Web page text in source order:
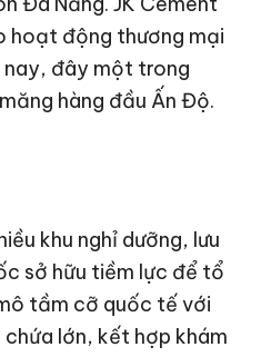
hoạt động thương mại
nay, đây một trong
hàng đầu Ấn Độ.
khu nghỉ dưỡng, lưu
sở hữu tiềm lực để tổ
tầm cỡ quốc tế với
lớn, kết hợp khám